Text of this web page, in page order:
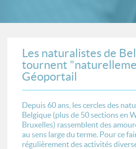
Les naturalistes de
tournent
Géoportail
Depuis 60 ans, les cercles des
Belgique (plus de 50 sections en
Bruxelles) rassemblent des
au sens large du terme. Pour ce
régulièrement des activités